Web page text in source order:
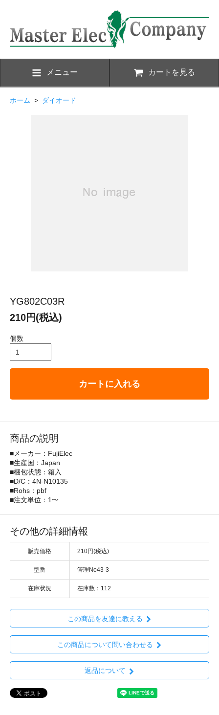
メニュー カートを見る
ホーム > ダイオード
YG802C03R
210円(税込)
個数
カートに入れる
商品の説明
■メーカー：FujiElec
■生産国：Japan
■梱包状態：箱入
■D/C：4N-N10135
■Rohs：pbf
■注文単位：1〜
その他の詳細情報
販売価格 210円(税込)
型番 管理No43-3
在庫状況 在庫数：112
この商品を友達に教える
この商品について問い合わせる
返品について